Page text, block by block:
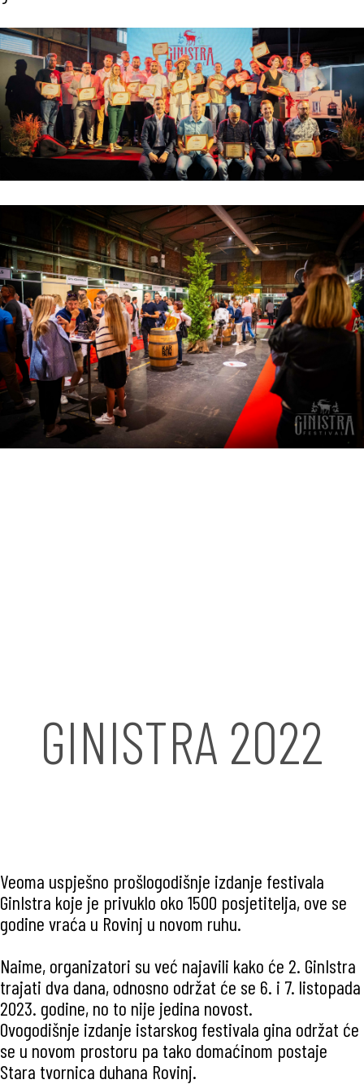
GINISTRA 2022
Veoma uspješno prošlogodišnje izdanje festivala
GinIstra koje je privuklo oko 1500 posjetitelja, ove se
godine vraća u Rovinj u novom ruhu.
Naime, organizatori su već najavili kako će 2. GinIstra
trajati dva dana, odnosno održat će se 6. i 7. listopada
2023. godine, no to nije jedina novost.
Ovogodišnje izdanje istarskog festivala gina održat će
se u novom prostoru pa tako domaćinom postaje
Stara tvornica duhana Rovinj.